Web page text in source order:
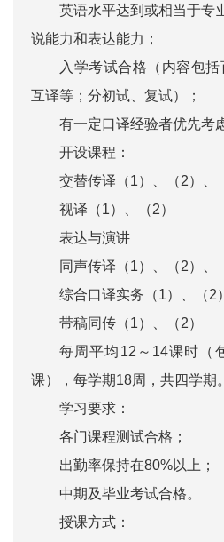
英语水平达到或相当于专
说能力和表达能力；
入学考试合格（内容包
互译等；分初试、复试）；
有一定口译经验者优先考
开设课程：
交替传译（1）、（2）、
视译（1）、（2）
表达与演讲
同声传译（1）、（2）、
综合口译实务（1）、（2
带稿同传（1）、（2）
每周平均12～14课时（
课），每学期18周，共四学期。
学习要求：
各门课程测试合格；
出勤率保持在80%以上；
中期及毕业考试合格。
授课方式：